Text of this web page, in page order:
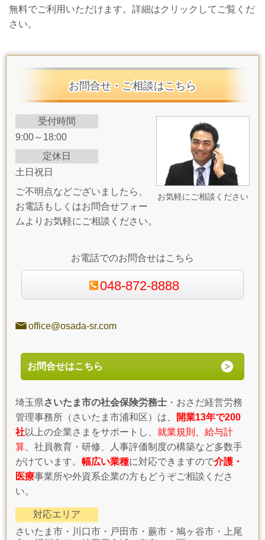
無料でご利用いただけます。詳細はクリックしてご覧くだ
さい。
お問合せ・ご相談はこちら
お気軽にご相談ください
受付時間
9:00～18:00
定休日
土日祝日
ご不明点などございましたら、
お電話もしくはお問合せフォー
ムよりお気軽にご相談ください。
お電話でのお問合せはこちら
048-872-8888
office@osada-sr.com
お問合せはこちら
埼玉県さいたま市の社会保険労務士 ・おさだ経営労務
管理事務所（さいたま市浦和区）は、
開業13年で200
社以上の企業さまをサポートし、 就業規則、給与計
算 、社員教育・研修、人事評価制度の構築など多数手
がけています。 幅広い業種に対応できますので介護・
医療事業所や外資系企業の方もどうぞご相談くださ
い。
対応エリア
さいたま市・川口市・戸田市・蕨市・鳩ヶ谷市・上尾